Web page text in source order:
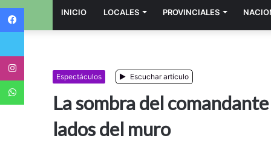
INICIO LOCALES PROVINCIALES
Espectáculos Escuchar artículo
La sombra del
lados del muro
Twitter
WhatsApp